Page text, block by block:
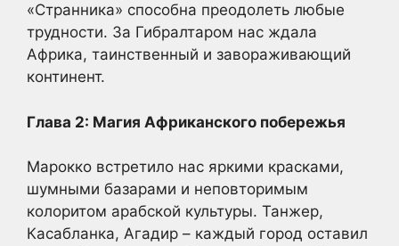
«Странника» способна преодолеть любые
трудности. За Гибралтаром нас ждала
Африка, таинственный и завораживающий
континент.
Глава 2: Магия Африканского побережья
Марокко встретило нас яркими красками,
шумными базарами и неповторимым
колоритом арабской культуры. Танжер,
Касабланка, Агадир – каждый город оставил